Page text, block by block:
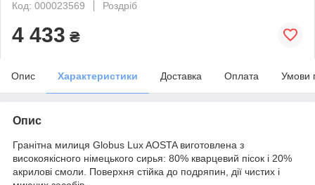
Код: 000023569
Роздріб
4 433 ₴
Опис Характеристики Доставка Оплата Умови
Опис
Гранітна милиця Globus Lux AOSTA виготовлена з
високоякісного німецького сирья: 80% кварцевий пісок і 20%
акрилові смоли. Поверхня стійка до подряпин, дії чистих і